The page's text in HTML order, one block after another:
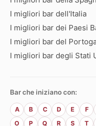
I migliori bar dell'Italia
I migliori bar dei Paesi
I migliori bar del
I migliori bar degli Stati
Bar che iniziano con:
A B C D E F
O
P Q R S T